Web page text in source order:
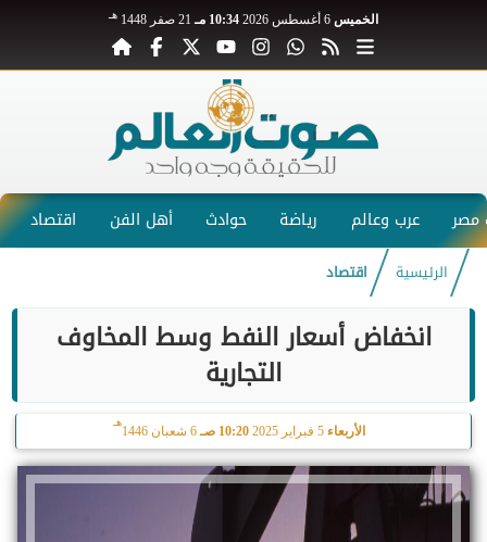
الخميس 10:34 مـ 21 صفر 1448 هـ
عرب وعالم رياضة حوادث أهل الفن اقتصاد
الرئيسية اقتصاد
انخفاض أسعار النفط وسط المخاوف
التجارية
الأربعاء 10:20 صـ 6 شعبان 1446
هـ